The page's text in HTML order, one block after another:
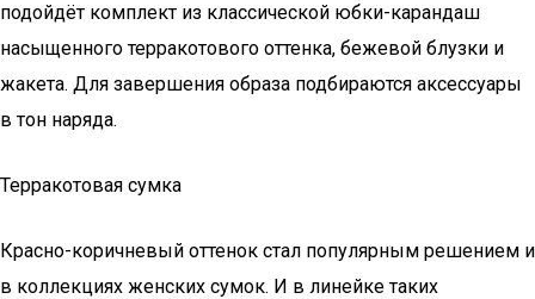
подойдёт комплект из классической юбки-карандаш
насыщенного терракотового оттенка, бежевой блузки и
жакета. Для завершения образа подбираются аксессуары
в тон наряда.
Терракотовая сумка
Красно-коричневый оттенок стал популярным решением и
в коллекциях женских сумок. И в линейке таких